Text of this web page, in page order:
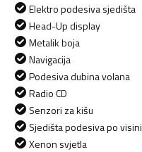
Elektro podesiva sjedišta
Head-Up display
Metalik boja
Navigacija
Podesiva dubina volana
Radio CD
Senzori za kišu
Sjedišta podesiva po visini
Xenon svjetla